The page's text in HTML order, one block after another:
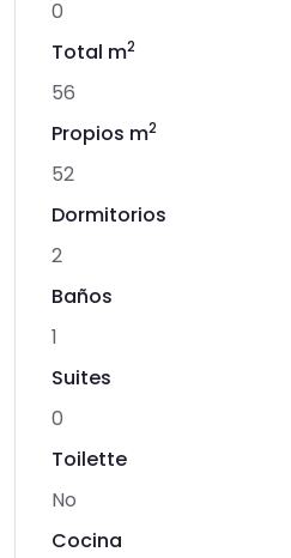
0
Total m2
56
Propios m2
52
Dormitorios
2
Baños
1
Suites
0
Toilette
No
Cocina